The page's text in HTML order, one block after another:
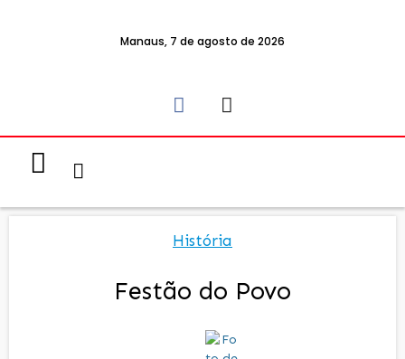
Manaus, 7 de agosto de 2026
História
Festão do Povo